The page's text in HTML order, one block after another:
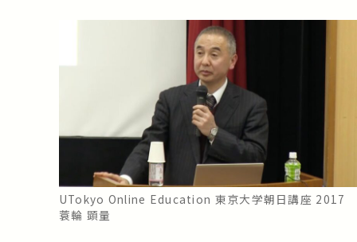
UTokyo Online Education 東京大学朝日講座 2017
蓑輪 顕量